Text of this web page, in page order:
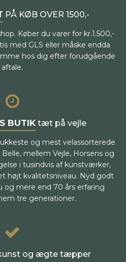
PÅ KØB OVER 1500,-
Køber du varer for kr.1.500,-
med GLS eller måske endda
hos dig efter forudgående
aftale.
BUTIKtæt på vejle
og mest velassorterede
mellem Vejle, Horsens og
i tusindvis af kunstværker,
højt kvalitetsniveau. Nyd godt
og mere end 70 års erfaring
tre generationer.
og ægte tæpper